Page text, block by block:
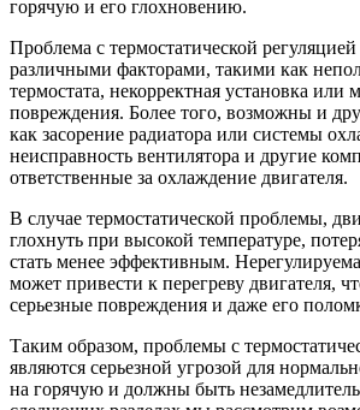
горячую и его глохновению.
Проблема с термостатической
различными факторами, такими как
термостата, некорректная установка или
повреждения. Более того, возможны и
как засорение радиатора или системы
неисправность вентилятора и другие
ответственные за охлаждение двигателя.
В случае термостатической проблемы,
глохнуть при высокой температуре,
стать менее эффективным.
может привести к перегреву двигателя,
серьезные повреждения и даже его
Таким образом, проблемы с
являются серьезной угрозой для
на горячую и должны быть